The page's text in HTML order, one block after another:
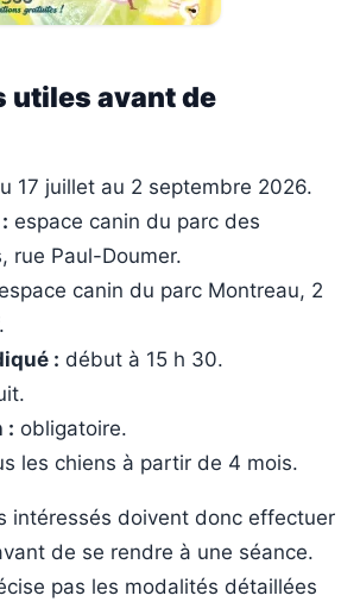
utiles avant de
17 juillet au 2 septembre 2026.
espace canin du parc des
rue Paul-Doumer.
espace canin du parc Montreau, 2
: début à 15 h 30.
: obligatoire.
les chiens à partir de 4 mois.
intéressés doivent donc effectuer
de se rendre à une séance.
pas les modalités détaillées